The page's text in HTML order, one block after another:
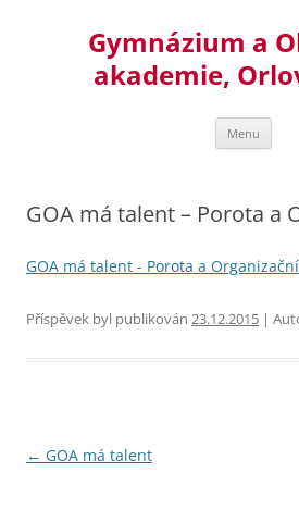
Gymnázium a
akademie,
Menu
GOA má talent – Porota a
GOA má talent - Porota a
Příspěvek byl publikován 23.12.2015 |
Navigace
← GOA má talent